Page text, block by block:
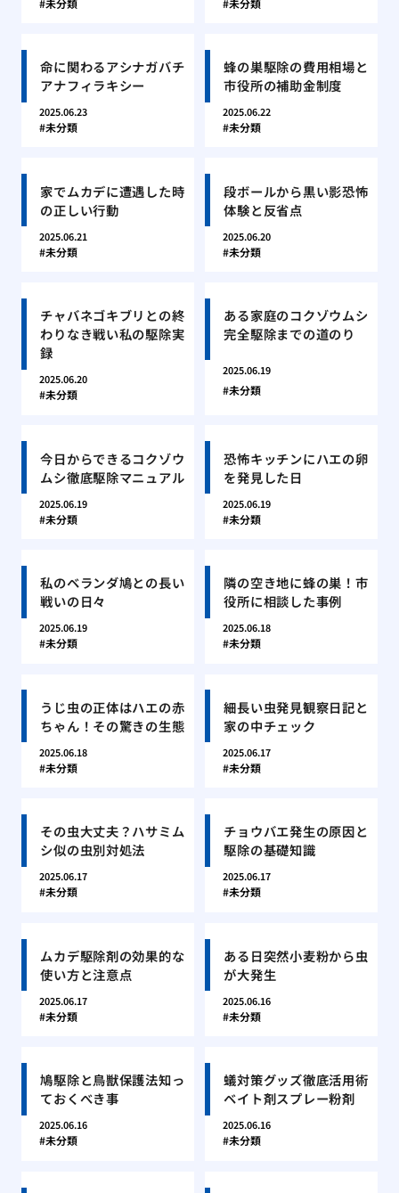
命に関わるアシナガバチ
アナフィラキシー
2025.06.23
未分類
蜂の巣駆除の費用相場と
市役所の補助金制度
2025.06.22
未分類
家でムカデに遭遇した時
の正しい行動
2025.06.21
未分類
段ボールから黒い影恐怖
体験と反省点
2025.06.20
未分類
チャバネゴキブリとの終
わりなき戦い私の駆除実
録
2025.06.20
未分類
ある家庭のコクゾウムシ
完全駆除までの道のり
2025.06.19
未分類
今日からできるコクゾウ
ムシ徹底駆除マニュアル
2025.06.19
未分類
恐怖キッチンにハエの卵
を発見した日
2025.06.19
未分類
私のベランダ鳩との長い
戦いの日々
2025.06.19
未分類
隣の空き地に蜂の巣！市
役所に相談した事例
2025.06.18
未分類
うじ虫の正体はハエの赤
ちゃん！その驚きの生態
2025.06.18
未分類
細長い虫発見観察日記と
家の中チェック
2025.06.17
未分類
その虫大丈夫？ハサミム
シ似の虫別対処法
2025.06.17
未分類
チョウバエ発生の原因と
駆除の基礎知識
2025.06.17
未分類
ムカデ駆除剤の効果的な
使い方と注意点
2025.06.17
未分類
ある日突然小麦粉から虫
が大発生
2025.06.16
未分類
鳩駆除と鳥獣保護法知っ
ておくべき事
2025.06.16
未分類
蟻対策グッズ徹底活用術
ベイト剤スプレー粉剤
2025.06.16
未分類